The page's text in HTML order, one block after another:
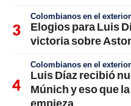
Colombianos en el exterior
Elogios para Luis
victoria sobre
Colombianos en el exterior
Luis Díaz recibió
Múnich y eso que
empieza